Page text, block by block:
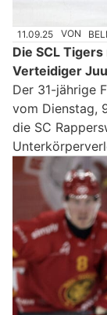
11.09.25 VON
Die SCL
Verteidiger
Der 31-jährige
vom Dienstag,
die SC